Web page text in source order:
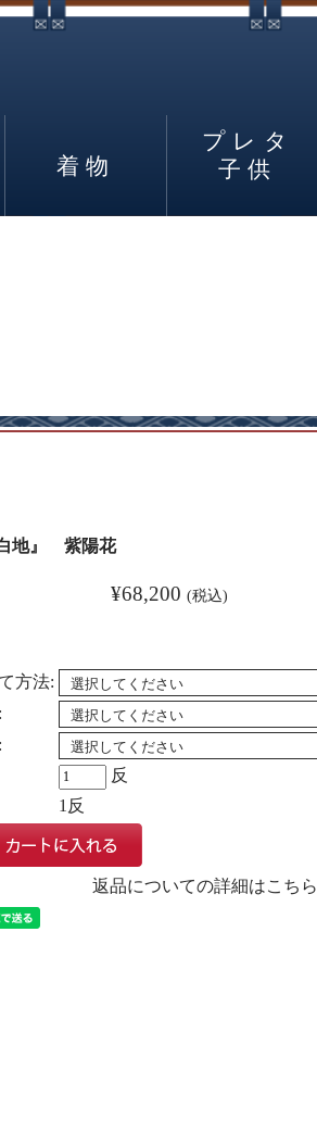
着物
プレタ
子供
白地』 紫陽花
¥68,200 (税込)
方法:
反
1反
返品についての詳細はこちら